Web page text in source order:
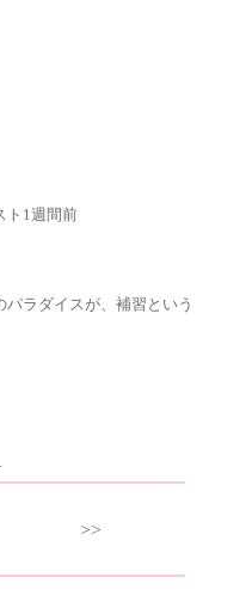
ト1週間前
ラダイスが、補習という
>>